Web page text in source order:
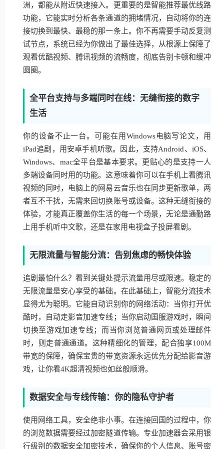
洲，都能从附近快速接入。更重要的是智能推荐最优线路
功能，它能实时分析各条通道的拥堵情况，自动将你的连
接切换到最快、最稳的那一条上。你不再需要手动反复测
试节点，系统已经为你做出了最佳选择，从根源上保障了
观看优酷视频、腾讯视频的流畅度，彻底告别卡顿和缓冲
圆圈。
全平台支持与多端同时在线：无缝衔接的数字
生活
你的设备不止一台。可能在用Windows电脑写论文，用
iPad追剧，用安卓手机听歌。因此，支持Android、iOS、
Windows、mac全平台是基本要求。更贴心的是支持一人
多端设备同时用的功能。这意味着你可以在手机上看腾讯
视频的同时，电脑上的网易云音乐也在同步更新歌单，两
者互不干扰，无需来回切换账号或设备。这种无缝衔接的
体验，才能真正覆盖你生活的每一个场景，无论是通勤路
上用手机听中文歌，还是在家用电视盒子投屏看剧。
无限流量与智能分流：告别焦虑的畅快体验
追剧最怕什么？看到关键处提示流量用尽或限速。稳定的
无限流量是安心享受的基础。在此基础上，智能分流技术
显得尤为聪明。它能自动识别你的网络活动：当你打开优
酷时，自动走影音加速专线；当你启动国服游戏时，瞬间
切换至游戏加速专线；而当你浏览普通网页或处理邮件
时，则走普通通道。这种精细化的管理，配合独享100M
带宽的保障，确保宝贵的带宽资源永远优先分配给影音游
戏，让你看4K超清视频也如丝般顺滑。
数据安全与专线传输：你的隐私守护者
使用网络工具，安全绝非小事。在连接回国的过程中，你
的浏览数据需要经过加密隧道传输。专业加速器会采用银
行级别的数据安全加密技术，确保你的个人信息、账号密